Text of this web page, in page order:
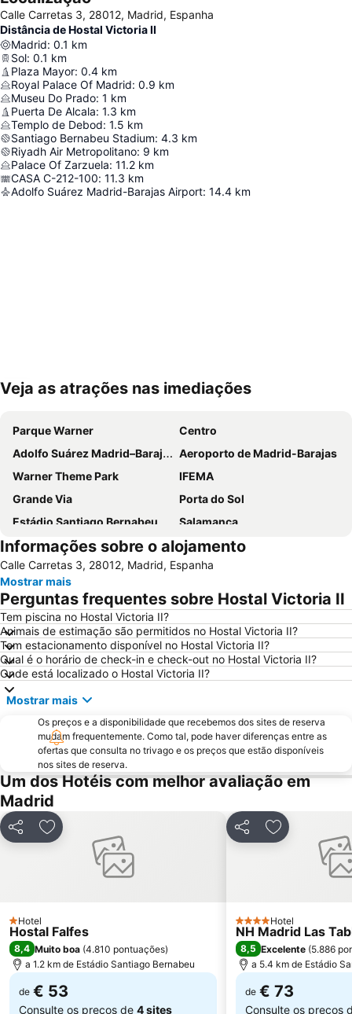
Calle Carretas 3, 28012, Madrid, Espanha
Distância de Hostal Victoria II
Madrid: 0.1 km
Sol: 0.1 km
Plaza Mayor: 0.4 km
Royal Palace Of Madrid: 0.9 km
Museu Do Prado: 1 km
Puerta De Alcala: 1.3 km
Templo de Debod: 1.5 km
Santiago Bernabeu Stadium: 4.3 km
Riyadh Air Metropolitano: 9 km
Palace Of Zarzuela: 11.2 km
CASA C-212-100: 11.3 km
Adolfo Suárez Madrid-Barajas Airport: 14.4 km
Ampliar mapa
Veja as atrações nas imediações
Parque Warner
Centro
Adolfo Suárez Madrid–Barajas Airport
Aeroporto de Madrid-Barajas
Warner Theme Park
IFEMA
Grande Via
Porta do Sol
Estádio Santiago Bernabeu
Salamanca
Atocha
Estación Sur
Estadio Metropolitano Metro Station
Barajas
Metropolitano Metro Station
Chamartín
Estação de Atocha
Praça Central /maior
De Chueca
Madrid
Madrid Arena
Parque de Atracciones de Madrid
Parque Retiro
Palacio de Vistalegre
Caja Mágica
Chamberí
Villaverde
Casino Gran Vía
Calle Serrano
Praça da Espanha
San Blas
Praça de touros das Ventas
Atocha Metro Station
Carabanchel
Malasaña
Gran Vía Metro Station
Sol Metro Station
Paseo de la Castellana
Tetuán
Praça da Cibeles
Centro Comercial Gran Vía de Hortaleza
Santiago Bernabéu Metro Station
Informações sobre o alojamento
Calle Carretas 3, 28012, Madrid, Espanha
Mostrar mais
Perguntas frequentes sobre Hostal Victoria II
Tem piscina no Hostal Victoria II?
Animais de estimação são permitidos no Hostal Victoria II?
Tem estacionamento disponível no Hostal Victoria II?
Qual é o horário de check-in e check-out no Hostal Victoria II?
Onde está localizado o Hostal Victoria II?
Mostrar mais
Os preços e a disponibilidade que recebemos dos sites de reserva
mudam frequentemente. Como tal, pode haver diferenças entre as
ofertas que consulta no trivago e os preços que estão disponíveis
nos sites de reserva.
Um dos Hotéis com melhor avaliação em
Madrid
PartilharAdicionar aos favoritos
1 Estrelas
Hotel
Hostal Falfes
8,4 Muito boa (4.810 pontuações)
a 1.2 km de Estádio Santiago Bernabeu
de € 53
Consulte os preços de 4 sites
PartilharAdicionar
4 Estrelas
Hotel
NH Madrid Las
8,5 Excelente (5.886
a 5.4 km de Estádio
de € 73
Consulte os preços